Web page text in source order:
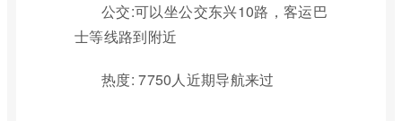
公交:可以坐公交东兴10路，客运巴
士等线路到附近
热度: 7750人近期导航来过